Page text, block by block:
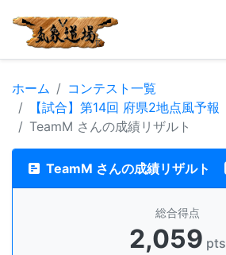
ホーム
コンテスト一覧
【試合】第14回 府県2地点風予報
TeamM さんの成績リザルト
TeamM さんの成績リザルト
総合得点
2,059 pts